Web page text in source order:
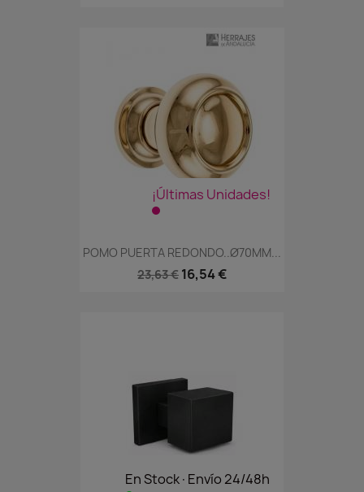
¡Últimas Unidades!
POMO PUERTA REDONDO..Ø70MM...
23,63 € 16,54 €
En Stock·Envío 24/48h